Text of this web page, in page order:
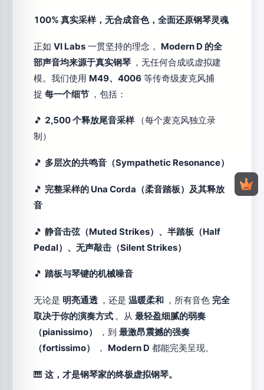
100% 真实采样，无合成音色，全面还原钢琴灵魂
正如 VI Labs 一贯坚持的理念， Modern D 的全
部声音均来源于真实钢琴 ，无任何合成或虚拟建
模。我们使用 M49、4006 等传奇级麦克风捕
捉 每一个细节 ，包括：
🎵 2,500 个释放尾音采样 （每个麦克风独立录
制）
🎵 多层次的共鸣音（Sympathetic Resonance）
🎵 完整采样的 Una Corda（柔音踏板）及其释放
音
🎵 静音击弦（Muted Strikes）、半踏板（Half
Pedal）、无声敲击（Silent Strikes）
🎵 踏板与琴键的机械噪音
无论是 明亮通透 ，还是 温暖柔和 ，所有音色 完全
取决于你的演奏方式 。从 最轻盈细腻的弱奏
（pianissimo）
，到 最激昂震撼的强奏
（fortissimo）
， Modern D 都能完美呈现。
🎹 这，才是钢琴家的终极虚拟钢琴。